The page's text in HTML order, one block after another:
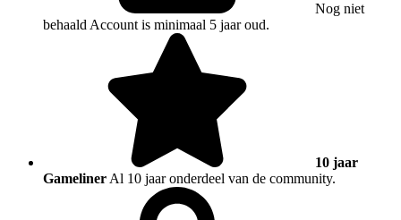
Nog niet
behaald Account is minimaal 5 jaar oud.
10 jaar
Gameliner Al 10 jaar onderdeel van de community.